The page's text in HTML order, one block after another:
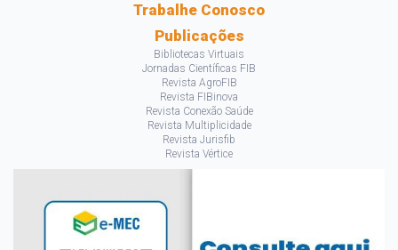
Trabalhe Conosco
Publicações
Bibliotecas Virtuais
Jornadas Científicas FIB
Revista AgroFIB
Revista FIBinova
Revista Conexão Saúde
Revista Multiplicidade
Revista Jurisfib
Revista Vértice